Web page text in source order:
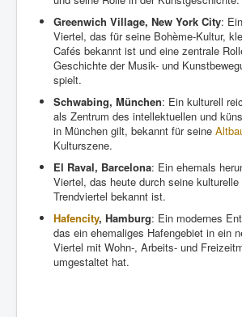
Greenwich Village, New York City:
Viertel, das für seine Bohème-Kultur,
Cafés bekannt ist und eine zentrale
Geschichte der Musik- und
spielt.
Schwabing, München: Ein kulturell
als Zentrum des intellektuellen und
in München gilt, bekannt für seine
Kulturszene.
El Raval, Barcelona: Ein ehemals
Viertel, das heute durch seine
Trendviertel bekannt ist.
Hafencity, Hamburg: Ein modernes
das ein ehemaliges Hafengebiet in ein
Viertel mit Wohn-, Arbeits- und
umgestaltet hat.